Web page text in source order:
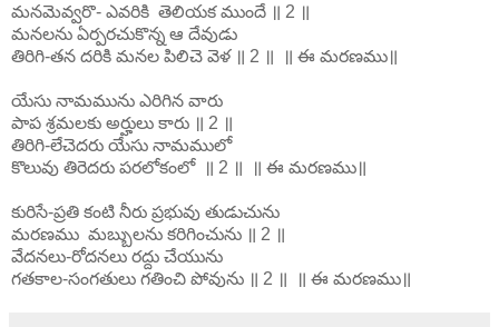
మనమెవ్వరొ- ఎవరికి తెలియక ముందే ॥ 2 ॥
మనలను ఏర్పరచుకొన్న ఆ దేవుడు
తిరిగి-తన దరికి మనల పిలిచె వెళ ॥ 2 ॥ ॥ ఈ మరణము॥
యేసు నామమును ఎరిగిన వారు
పాప శ్రమలకు అర్హులు కారు ॥ 2 ॥
తిరిగి-లేచెదరు యేసు నామములో
కొలువు తిరెదరు పరలోకంలో ॥ 2 ॥ ॥ ఈ మరణము॥
కురిసే-ప్రతి కంటి నీరు ప్రభువు తుడుచును
మరణము మబ్బులను కరిగించును ॥ 2 ॥
వేదనలు-రోదనలు రద్దు చేయును
గతకాల-సంగతులు గతించి పోవును ॥ 2 ॥ ॥ ఈ మరణము॥